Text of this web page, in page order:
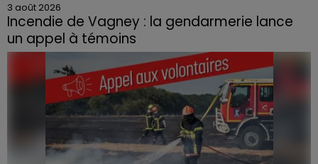
3 août 2026
Incendie de Vagney : la gendarmerie lance
un appel à témoins
Le feu, parti d'une haie avant de se propager au
quartier résidentiel, avait détruit deux habitations et
contraint à l'évacuation d'une centaine de personnes.